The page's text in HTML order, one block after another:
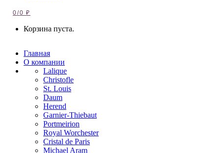
0/0₽
Корзина пуста.
Главная
О компании
Lalique
Christofle
St. Louis
Daum
Herend
Garnier-Thiebaut
Portmeirion
Royal Worchester
Cristal de Paris
Michael Aram